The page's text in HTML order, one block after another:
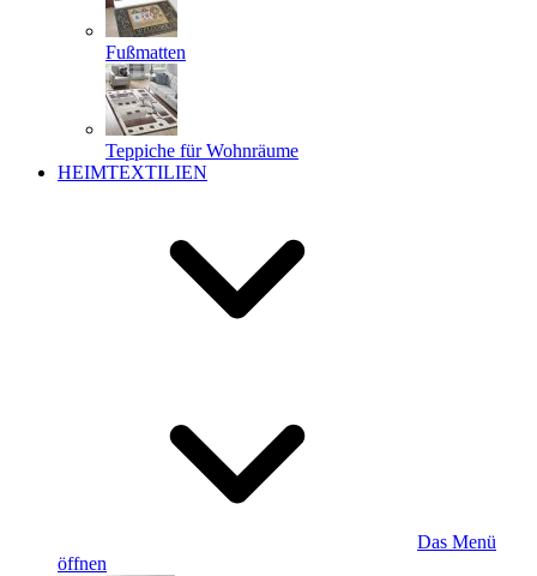
Fußmatten
Teppiche für Wohnräume
HEIMTEXTILIEN
Das Menü
öffnen